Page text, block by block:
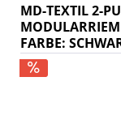
MD-TEXTIL 2-
FARBE: